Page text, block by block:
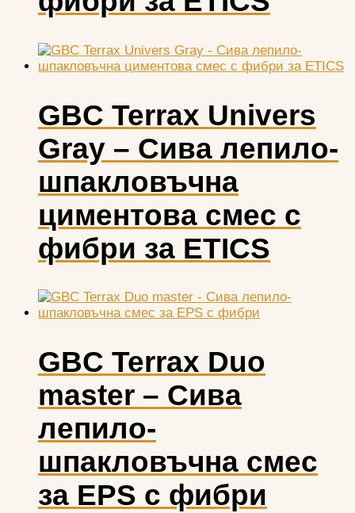
GBC Terrax Univers
Gray – Сива лепило-
шпакловъчна
циментова смес с
фибри за ETICS
GBC Terrax Duo
master – Сива
лепило-
шпакловъчна смес
за EPS с фибри